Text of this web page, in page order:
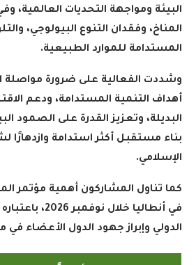
البيئة ومواجهة التحديات العالمية،
المناخ، وفقدان التنوع البيولوجي،
المستدامة للموارد الطبيعية.
وشددت الفعالية على ضرورة مواصلة
أهداف التنمية المستدامة، ودعم
البديلة، وتعزيز القدرة على الصمود
بناء مستقبل أكثر استدامة وازدهارًا
الإسلامي.
كما تناول المشاركون أهمية مؤتمر
في أنطاليا خلال
الدولي وإبراز جهود الدول الأعضاء